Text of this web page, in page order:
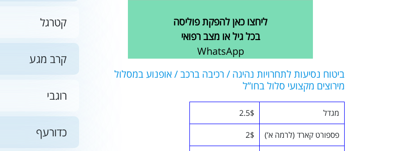
קטרגל
קרב מגע
רוגבי
כדורעף
ליחצו כאן להפקת פוליסה
בכל גיל או מצב רפואי
WhatsApp
ביטוח נסיעות לתחרויות נהיגה / רכיבה ברכב / אופנוע במסלול
מירוצים מקצועי סלול בחו”ל
מגדל 2.5$
פספורט קארד (לרמה א’) 2$